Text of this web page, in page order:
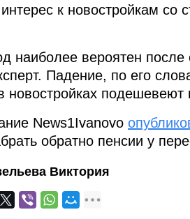
к новостройкам со
наиболее вероятен после
Падение, по его
новостройках подешевеют
News1Ivanovo
обратно пенсии у
Виктория